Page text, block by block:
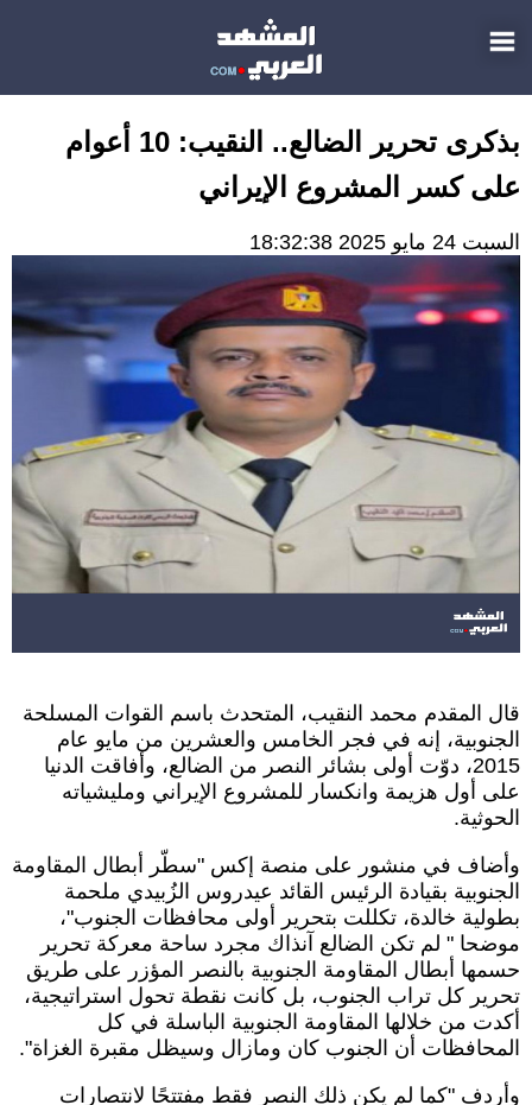
بذكرى تحرير الضالع.. النقيب: 10 أعوام
على كسر المشروع الإيراني
السبت 24 مايو 2025 18:32:38
قال المقدم محمد النقيب، المتحدث باسم القوات المسلحة
الجنوبية، إنه في فجر الخامس والعشرين من مايو عام
2015، دوّت أولى بشائر النصر من الضالع، وأفاقت الدنيا
على أول هزيمة وانكسار للمشروع الإيراني ومليشياته
الحوثية.
وأضاف في منشور على منصة إكس "سطّر أبطال المقاومة
الجنوبية بقيادة الرئيس القائد عيدروس الزُبيدي ملحمة
بطولية خالدة، تكللت بتحرير أولى محافظات الجنوب"،
موضحا " لم تكن الضالع آنذاك مجرد ساحة معركة تحرير
حسمها أبطال المقاومة الجنوبية بالنصر المؤزر على طريق
تحرير كل تراب الجنوب، بل كانت نقطة تحول استراتيجية،
أكدت من خلالها المقاومة الجنوبية الباسلة في كل
المحافظات أن الجنوب كان ومازال وسيظل مقبرة الغزاة".
وأردف "كما لم يكن ذلك النصر فقط مفتتحًا لانتصارات